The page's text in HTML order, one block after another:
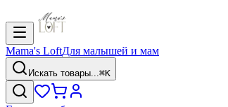
Mama's LoftДля малышей и мам
Искать товары...⌘K